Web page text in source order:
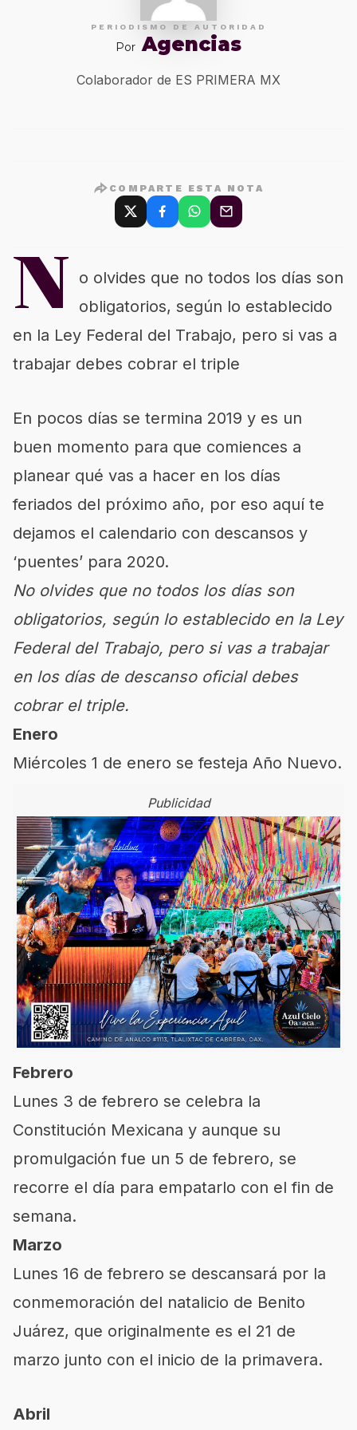
PERIODISMO DE AUTORIDAD
Por Agencias
Colaborador de ES PRIMERA MX
COMPARTE ESTA NOTA
N
o olvides que no todos los días son
obligatorios, según lo establecido
en la Ley Federal del Trabajo, pero si vas a
trabajar debes cobrar el triple
En pocos días se termina 2019 y es un
buen momento para que comiences a
planear qué vas a hacer en los días
feriados del próximo año, por eso aquí te
dejamos el calendario con descansos y
‘puentes’ para 2020.
No olvides que no todos los días son
obligatorios, según lo establecido en la Ley
Federal del Trabajo, pero si vas a trabajar
en los días de descanso oficial debes
cobrar el triple.
Enero
Miércoles 1 de enero se festeja Año Nuevo.
Publicidad
Febrero
Lunes 3 de febrero se celebra la
Constitución Mexicana y aunque su
promulgación fue un 5 de febrero, se
recorre el día para empatarlo con el fin de
semana.
Marzo
Lunes 16 de febrero se descansará por la
conmemoración del natalicio de Benito
Juárez, que originalmente es el 21 de
marzo junto con el inicio de la primavera.
Abril